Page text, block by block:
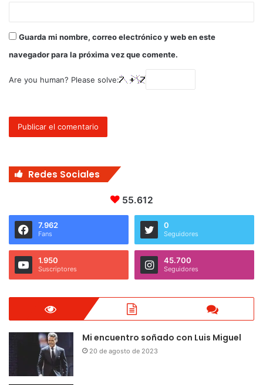
Guarda mi nombre, correo electrónico y web en este
navegador para la próxima vez que comente.
Are you human? Please solve:
Redes Sociales
55.612
7.962
Fans
0
Seguidores
1.950
Suscriptores
45.700
Seguidores
Mi encuentro soñado con Luis Miguel
20 de agosto de 2023